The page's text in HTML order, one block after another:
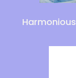
Harmonious